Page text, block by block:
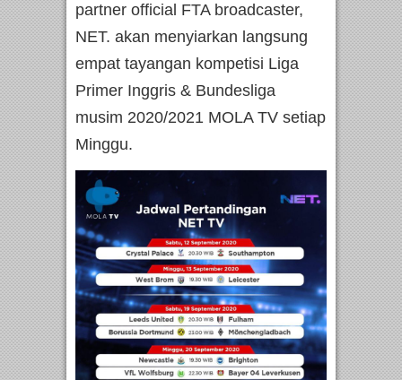
partner official FTA broadcaster,
NET. akan menyiarkan langsung
empat tayangan kompetisi Liga
Primer Inggris & Bundesliga
musim 2020/2021 MOLA TV setiap
Minggu.